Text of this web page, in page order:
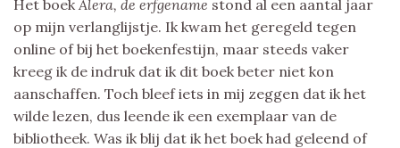
Het boek Alera, de erfgename stond al een aantal jaar
op mijn verlanglijstje. Ik kwam het geregeld tegen
online of bij het boekenfestijn, maar steeds vaker
kreeg ik de indruk dat ik dit boek beter niet kon
aanschaffen. Toch bleef iets in mij zeggen dat ik het
wilde lezen, dus leende ik een exemplaar van de
bibliotheek. Was ik blij dat ik het boek had geleend of